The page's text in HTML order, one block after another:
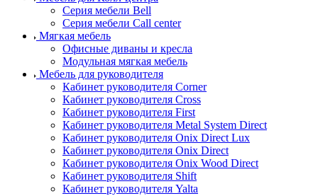
Серия мебели Bell
Серия мебели Call center
Мягкая мебель
Офисные диваны и кресла
Модульная мягкая мебель
Мебель для руководителя
Кабинет руководителя Corner
Кабинет руководителя Cross
Кабинет руководителя First
Кабинет руководителя Metal System Direct
Кабинет руководителя Onix Direct Lux
Кабинет руководителя Onix Direct
Кабинет руководителя Onix Wood Direct
Кабинет руководителя Shift
Кабинет руководителя Yalta